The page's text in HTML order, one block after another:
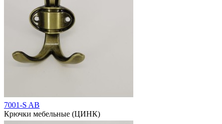
7001-S AB
Крючки мебельные (ЦИНК)